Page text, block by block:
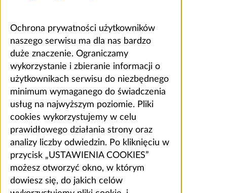
Ochrona prywatności użytkowników
naszego serwisu ma dla nas bardzo
duże znaczenie. Ograniczamy
wykorzystanie i zbieranie informacji o
użytkownikach serwisu do niezbędnego
minimum wymaganego do świadczenia
usług na najwyższym poziomie. Pliki
cookies wykorzystujemy w celu
prawidłowego działania strony oraz
analizy liczby odwiedzin. Po kliknięciu w
przycisk „USTAWIENIA COOKIES”
możesz otworzyć okno, w którym
dowiesz się, do jakich celów